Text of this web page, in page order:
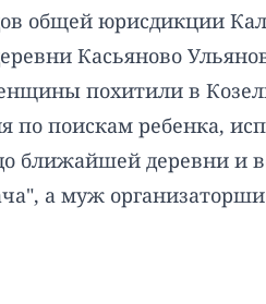
общей юрисдикции
Касьяново
похитили в
поискам ребенка,
ближайшей деревни
а муж